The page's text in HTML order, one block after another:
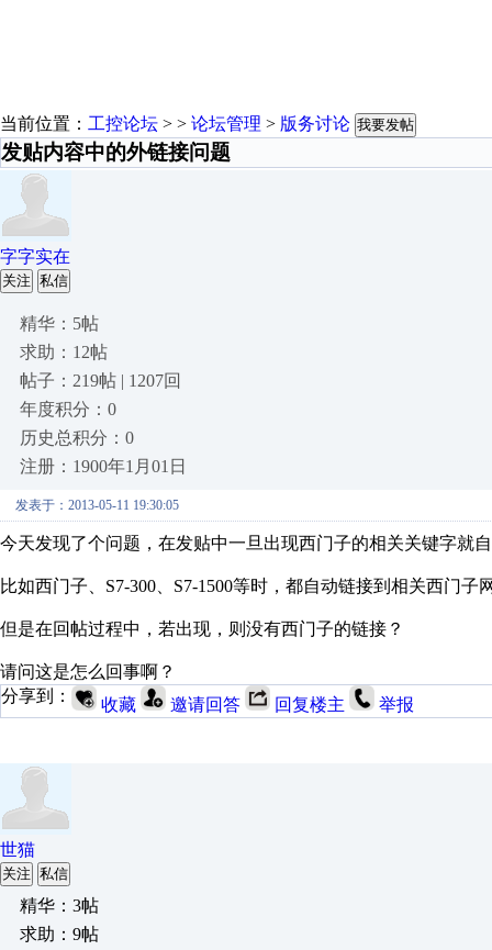
当前位置： 工控论坛 > > 论坛管理 > 版务讨论 我要发帖
发贴内容中的外链接问题
字字实在
关注 私信
精华：5帖
求助：12帖
帖子：219帖 | 1207回
年度积分：0
历史总积分：0
注册：1900年1月01日
发表于：2013-05-11 19:30:05
今天发现了个问题，在发贴中一旦出现西门子的相关关键字就
比如西门子、S7-300、S7-1500等时，都自动链接到相关西门子
但是在回帖过程中，若出现，则没有西门子的链接？
请问这是怎么回事啊？
分享到：
收藏 邀请回答 回复楼主 举报
世猫
关注 私信
精华：3帖
求助：9帖